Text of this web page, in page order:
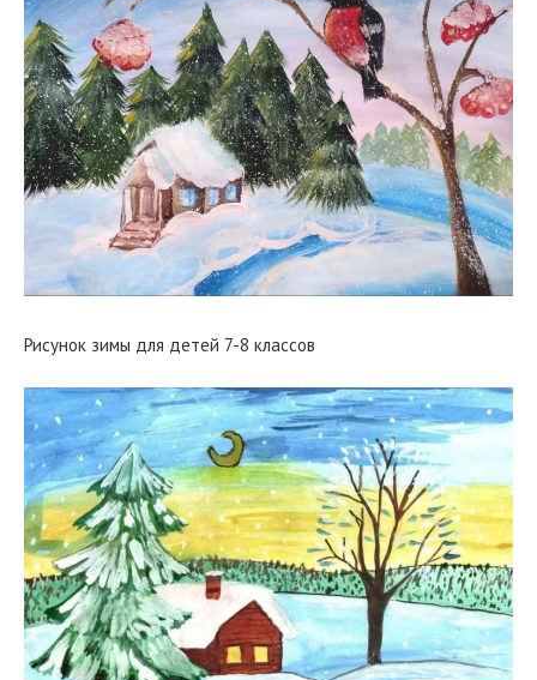
Рисунок зимы для детей 7-8 классов